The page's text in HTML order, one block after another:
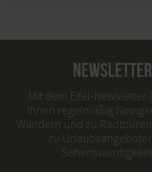
NEWSLETTER
Mit dem Eifel-Newsletter
Ihnen regelmäßig
Wandern und zu
zu